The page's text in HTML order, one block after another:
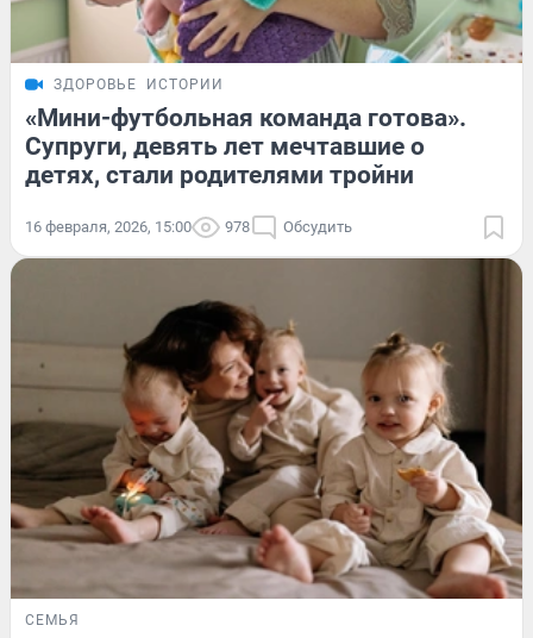
ЗДОРОВЬЕ ИСТОРИИ
«Мини-футбольная команда готова».
Супруги, девять лет мечтавшие о
детях, стали родителями тройни
16 февраля, 2026, 15:00 978 Обсудить
СЕМЬЯ